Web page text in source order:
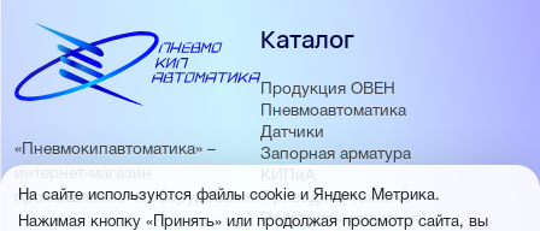
«Пневмокипавтоматика» –
интернет-магазин
промышленного оборудования
Каталог
Продукция ОВЕН
Пневмоавтоматика
Датчики
Запорная арматура
КИПиА
Приводная техника
Электротехническая
На сайте используются файлы cookie и Яндекс Метрика.
Нажимая кнопку «Принять» или продолжая просмотр сайта, вы